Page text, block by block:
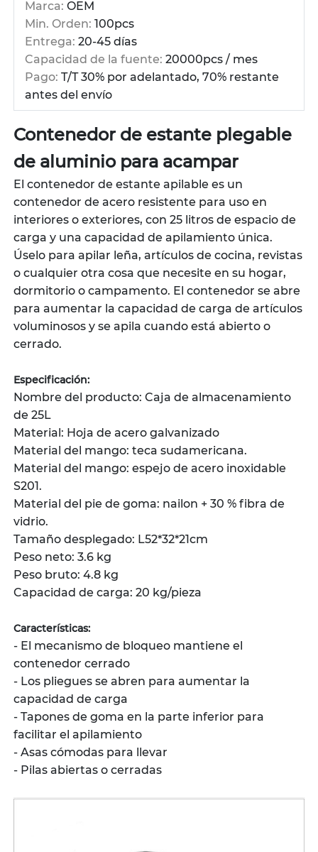
Marca: OEM
Min. Orden: 100pcs
Entrega: 20-45 días
Capacidad de la fuente: 20000pcs / mes
Pago: T/T 30% por adelantado, 70% restante
antes del envío
Contenedor de estante plegable
de aluminio para acampar
El contenedor de estante apilable es un
contenedor de acero resistente para uso en
interiores o exteriores, con 25 litros de espacio de
carga y una capacidad de apilamiento única.
Úselo para apilar leña, artículos de cocina, revistas
o cualquier otra cosa que necesite en su hogar,
dormitorio o campamento. El contenedor se abre
para aumentar la capacidad de carga de artículos
voluminosos y se apila cuando está abierto o
cerrado.
Especificación:
Nombre del producto: Caja de almacenamiento
de 25L
Material: Hoja de acero galvanizado
Material del mango: teca sudamericana.
Material del mango: espejo de acero inoxidable
S201.
Material del pie de goma: nailon + 30 % fibra de
vidrio.
Tamaño desplegado: L52*32*21cm
Peso neto: 3.6 kg
Peso bruto: 4.8 kg
Capacidad de carga: 20 kg/pieza
Características:
- El mecanismo de bloqueo mantiene el
contenedor cerrado
- Los pliegues se abren para aumentar la
capacidad de carga
- Tapones de goma en la parte inferior para
facilitar el apilamiento
- Asas cómodas para llevar
- Pilas abiertas o cerradas